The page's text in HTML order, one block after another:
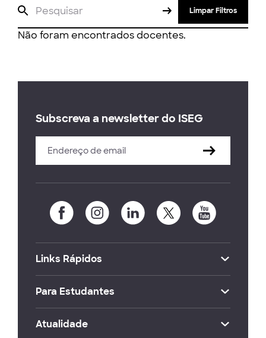
Limpar Filtros
Não foram encontrados docentes.
Subscreva a newsletter do ISEG
Links Rápidos
Para Estudantes
Atualidade